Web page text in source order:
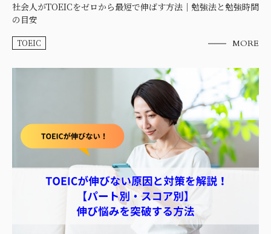
社会人がTOEICをゼロから最短で伸ばす方法｜勉強法と勉強時間
の目安
TOEIC MORE